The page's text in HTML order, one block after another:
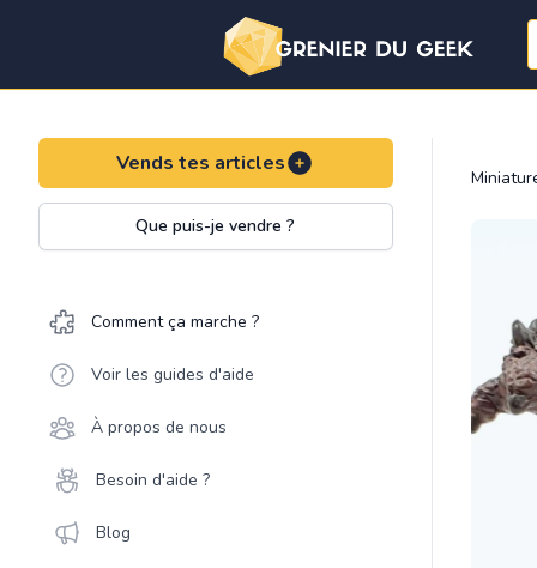
Vends tes articles
Que puis-je vendre ?
Comment ça marche ?
Voir les guides d'aide
À propos de nous
Besoin d'aide ?
Blog